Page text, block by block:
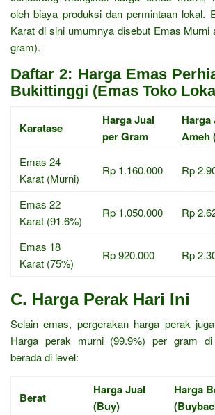
oleh biaya produksi dan permintaan lokal.
Karat di sini umumnya disebut Emas
gram).
Daftar 2: Harga Emas
Bukittinggi (Emas Toko
Karatase
Harga Jual
per Gram
Harga
Ameh
Emas 24
Karat (Murni)
Rp 1.160.000 Rp
Emas 22
Karat (91.6%)
Rp 1.050.000 Rp
Emas 18
Karat (75%)
Rp 920.000 Rp
C. Harga Perak Hari Ini
Selain emas, pergerakan harga perak
Harga perak murni (99.9%) per gram di
berada di level:
Berat
Harga Jual
(Buy)
Harga